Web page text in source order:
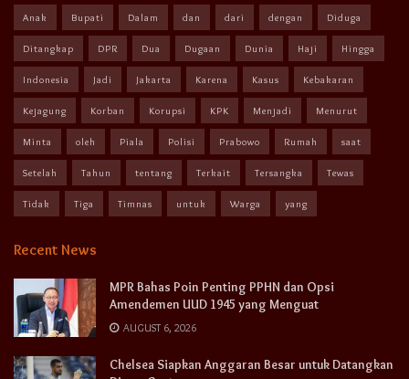
Anak Bupati Dalam dan dari dengan Diduga
Ditangkap DPR Dua Dugaan Dunia Haji Hingga
Indonesia Jadi Jakarta Karena Kasus Kebakaran
Kejagung Korban Korupsi KPK Menjadi Menurut
Minta oleh Piala Polisi Prabowo Rumah saat
Setelah Tahun tentang Terkait Tersangka Tewas
Tidak Tiga Timnas untuk Warga yang
Recent News
MPR Bahas Poin Penting PPHN dan Opsi
Amendemen UUD 1945 yang Menguat
AUGUST 6, 2026
Chelsea Siapkan Anggaran Besar untuk Datangkan